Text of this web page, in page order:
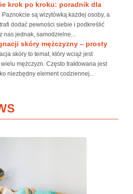
krok po kroku: poradnik dla
Paznokcie są wizytówką każdej osoby, a
dodać pewności siebie i podkreślić
nas jednak, samodzielne...
skóry mężczyzny – prosty
skóry to temat, który wciąż jest
mężczyzn. Często traktowana jest
niezbędny element codziennej...